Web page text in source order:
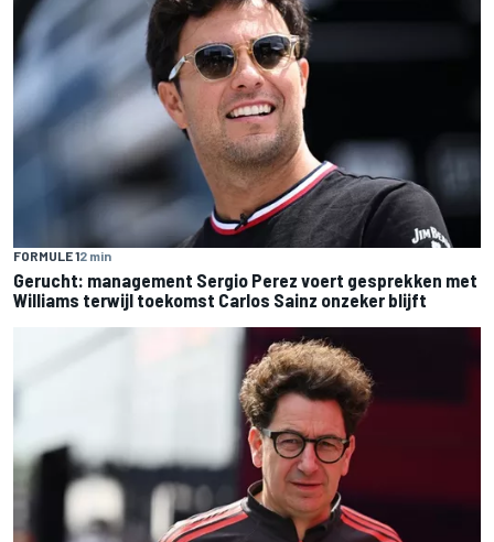
FORMULE 12 min
Gerucht: management Sergio Perez voert gesprekken met
Williams terwijl toekomst Carlos Sainz onzeker blijft